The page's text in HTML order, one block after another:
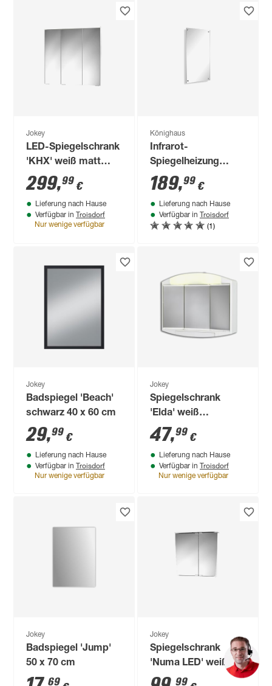
Jokey
LED-Spiegelschrank
'KHX' weiß matt
80,4 x 74 x 14,2 cm
299,99 €
Lieferung nach Hause
Verfügbar in Troisdorf
Nur wenige verfügbar
Könighaus
Infrarot-
Spiegelheizung
silbern 300 W
189,99 €
Lieferung nach Hause
Verfügbar in Troisdorf
(1)
Jokey
Badspiegel 'Beach'
schwarz 40 x 60 cm
29,99 €
Lieferung nach Hause
Verfügbar in Troisdorf
Nur wenige verfügbar
Jokey
Spiegelschrank
'Elda' weiß
Hochglanz 59 x 49 x
15,5 cm
47,99 €
Lieferung nach Hause
Verfügbar in Troisdorf
Nur wenige verfügbar
Jokey
Badspiegel 'Jump'
50 x 70 cm
69
Jokey
Spiegelschrank
'Numa LED' weiß
matt 58 x 59,5 x 23
99